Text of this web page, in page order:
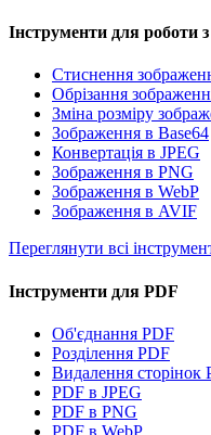
Інструменти для роботи
Стиснення
Обрізання
Зміна розміру
Зображення в Base64
Конвертація в JPEG
Зображення в PNG
Зображення в WebP
Зображення в AVIF
Переглянути всі
Інструменти для PDF
Об'єднання PDF
Розділення PDF
Видалення сторінок
PDF в JPEG
PDF в PNG
PDF в WebP